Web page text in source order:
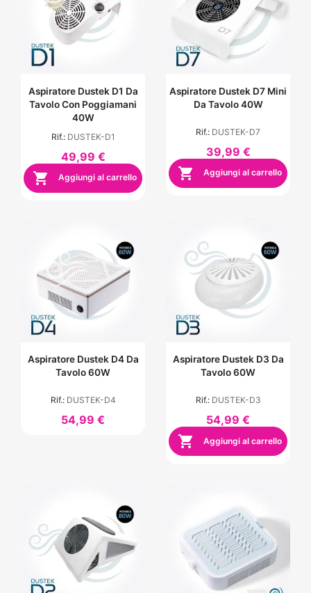
Aspiratore Dustek D1 Da
Tavolo Con Poggiamani
40W
Rif.: DUSTEK-D1
49,99 €
 Aggiungi al carrello
Aspiratore Dustek D7 Mini
Da Tavolo 40W
Rif.: DUSTEK-D7
39,99 €
 Aggiungi al carrello
Aspiratore Dustek D4 Da
Tavolo 60W
Rif.: DUSTEK-D4
54,99 €
Aspiratore Dustek D3 Da
Tavolo 60W
Rif.: DUSTEK-D3
54,99 €
 Aggiungi al carrello